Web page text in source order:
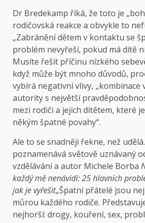
Dr Bredekamp říká, že toto je
rodičovská reakce a obvykle to
„Zabránění dětem v kontaktu se
problém nevyřeší, pokud má dítě
Musíte řešit příčinu nízkého
když může být mnoho důvodů,
vybírá negativní vlivy, „kombinace
autority s největší
mezi rodiči a jejich dítětem, které
někým špatné povahy“.
Ale to se snadněji řekne, než
poznamenává světově uznávaný
vzdělávání a autor Michele Borba
každý mě nenávidí: 25 hlavních
jak je vyřešit„Špatní přátelé jsou
můrou každého rodiče.
nejhorší: drogy, kouření, sex,